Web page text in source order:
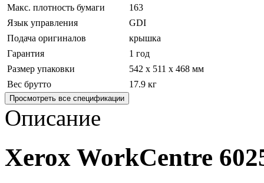
Макс. плотность бумаги
163
Язык управления
GDI
Подача оригиналов
крышка
Гарантия
1 год
Размер упаковки
542 x 511 x 468 мм
Вес брутто
17.9 кг
Просмотреть все спецификации
Описание
Xerox WorkCentre